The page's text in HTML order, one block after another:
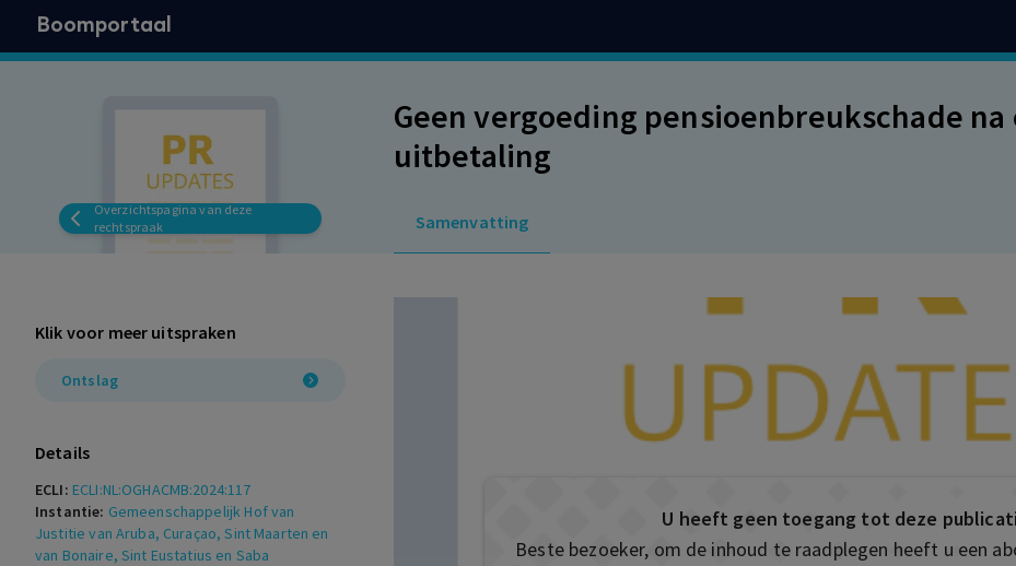
Boomportaal
Overzichtspagina van deze
rechtspraak
Geen vergoeding pensioenbreukschade
uitbetaling
Samenvatting
Klik voor meer uitspraken
Ontslag
Details
ECLI: ECLI:NL:OGHACMB:2024:117
Instantie: Gemeenschappelijk Hof van
Justitie van Aruba, Curaçao, Sint Maarten en
van Bonaire, Sint Eustatius en Saba
U heeft geen toegang tot deze
Beste bezoeker, om de inhoud te raadplegen heeft u een